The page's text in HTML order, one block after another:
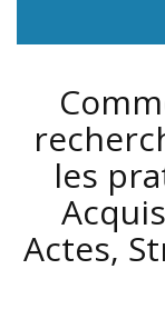
les
Actes,